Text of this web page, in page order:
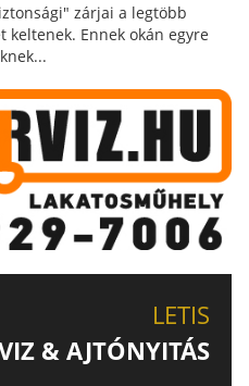
zárjai a legtöbb
Ennek okán egyre
LETIS
& AJTÓNYITÁS